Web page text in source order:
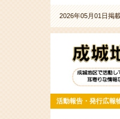
2026年05月01日掲
活動報告・発行広報